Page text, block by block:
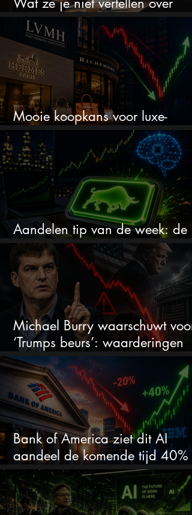
erfbelasting
Mooie koopkans voor luxe-
aandelen door recente correctie?
Aandelen tip van de week: de
markt onderschat dit AI-bedrijf
Michael Burry waarschuwt voor
‘Trumps beurs’: waarderingen
doen er niet meer toe
Bank of America ziet dit AI
aandeel de komende tijd 40%
stijgen na 20% daling